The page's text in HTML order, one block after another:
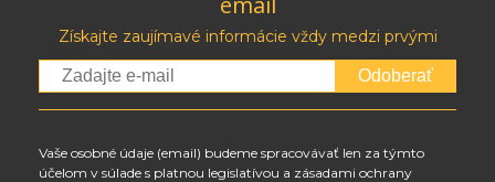
Získajte zaujímavé informácie vždy medzi prvými
Odoberať
Vaše osobné údaje (email) budeme spracovávať len za týmto
účelom v súlade s platnou legislatívou a zásadami ochrany